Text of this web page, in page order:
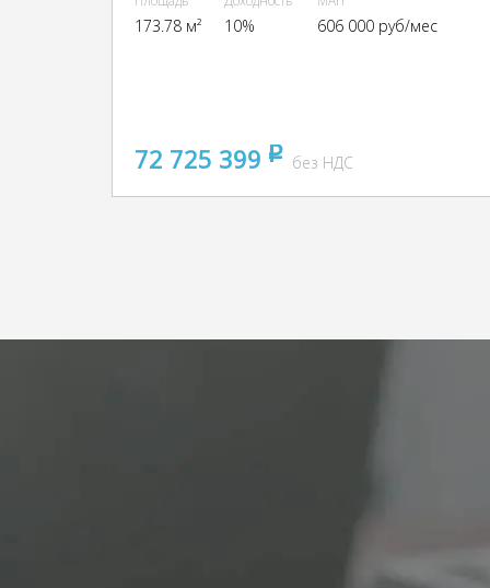
173.78 м² 10% 606 000 руб/мес
72 725 399 pуббез НДС